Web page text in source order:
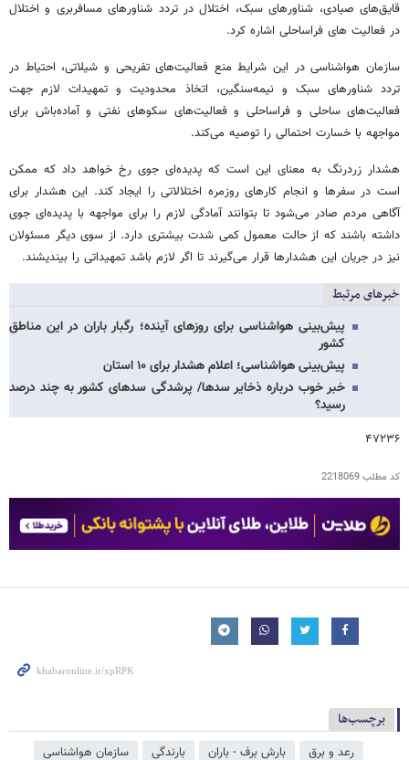
قایق‌های صیادی، شناورهای سبک، اختلال در تردد شناورهای مسافربری و اختلال
در فعالیت های فراساحلی اشاره کرد.
سازمان هواشناسی در این شرایط منع فعالیت‌های تفریحی و شیلاتی، احتیاط در
تردد شناورهای سبک و نیمه‌سنگین، اتخاذ محدودیت و تمهیدات لازم جهت
فعالیت‌های ساحلی و فراساحلی و فعالیت‌های سکوهای نفتی و آماده‌باش برای
مواجهه با خسارت احتمالی را توصیه می‌کند.
هشدار زردرنگ به معنای این است که پدیده‌ای جوی رخ خواهد داد که ممکن
است در سفرها و انجام کارهای روزمره اختلالاتی را ایجاد کند. این هشدار برای
آگاهی مردم صادر می‌شود تا بتوانند آمادگی لازم را برای مواجهه با پدیده‌ای جوی
داشته باشند که از حالت معمول کمی شدت بیشتری دارد. از سوی دیگر مسئولان
نیز در جریان این هشدارها قرار می‌گیرند تا اگر لازم باشد تمهیداتی را بیندیشند.
خبرهای مرتبط
پیش‌بینی هواشناسی برای روزهای آینده؛ رگبار باران در این مناطق
کشور
پیش‌بینی هواشناسی؛ اعلام هشدار برای ۱۰ استان
خبر خوب درباره ذخایر سدها/ پرشدگی سدهای کشور به چند درصد
رسید؟
۴۷۲۳۶
کد مطلب2218069
برچسب‌ها
رعد و برق بارش برف - باران بارندگی سازمان هواشناسی